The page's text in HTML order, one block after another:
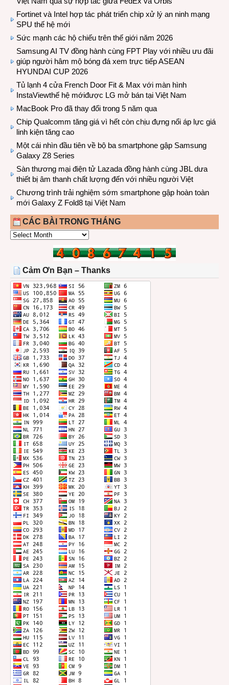
Fortinet và Intel hợp tác phát triển chip xử lý an ninh mạng
SPU thế hệ mới
Sức mạnh các hộ chiếu trên thế giới năm 2026
Samsung AI TV đồng hành cùng FPT Play với nhiều ưu đãi
giúp người hâm mộ bóng đá xem trực tiếp ASEAN
HYUNDAI CUP 2026
Tủ lạnh 4 cửa French Door Fit & Max với màn hình
InstaViewthế hệ mớiđược LG mở bán tại Việt Nam
MacBook Pro đã thay đổi trong 5 năm qua
Chip Qualcomm tăng giá vì hết còn chịu đựng nổi áp lực giá
linh kiện tăng cao
Một cái nhìn đầu tiên về bộ ba smartphone gập Samsung
Galaxy Z8 Series
Sàn thương mại điện tử Lazada đồng hành cùng JBL dưa
thiết bị âm thanh chất lượng đến với nhiều người Việt
Chương trình trải nghiệm sớm smartphone gập hoàn toàn
mới Galaxy Z Fold8 tại Việt Nam
CÁC BÀI TRONG THÁNG
CÁC
THÁNG
Cảm Ơn Bạn – Thanks